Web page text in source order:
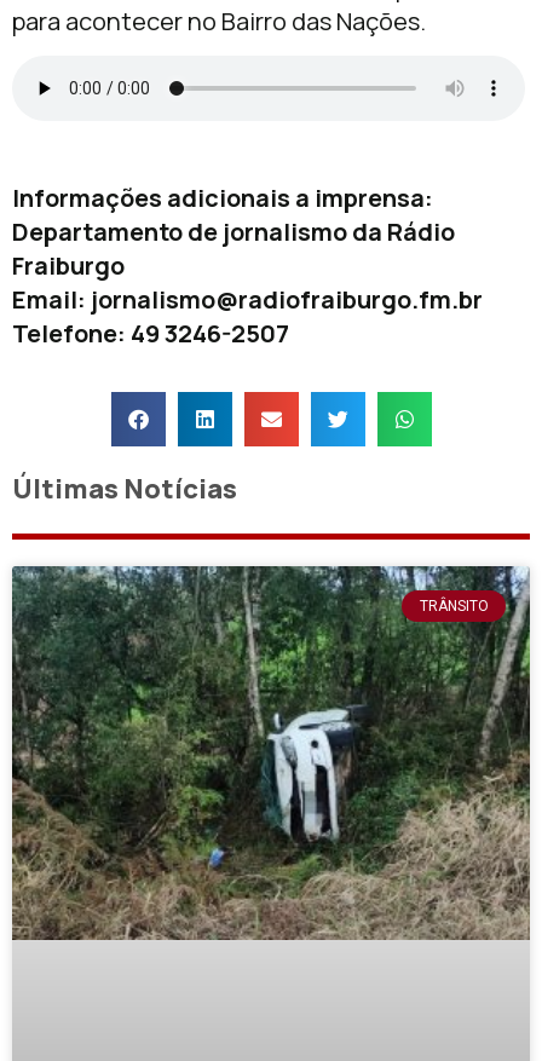
para acontecer no Bairro das Nações.
Informações adicionais a imprensa:
Departamento de jornalismo da Rádio
Fraiburgo
Email: jornalismo@radiofraiburgo.fm.br
Telefone: 49 3246-2507
Últimas Notícias
TRÂNSITO